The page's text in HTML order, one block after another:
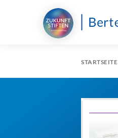
STARTSEITE